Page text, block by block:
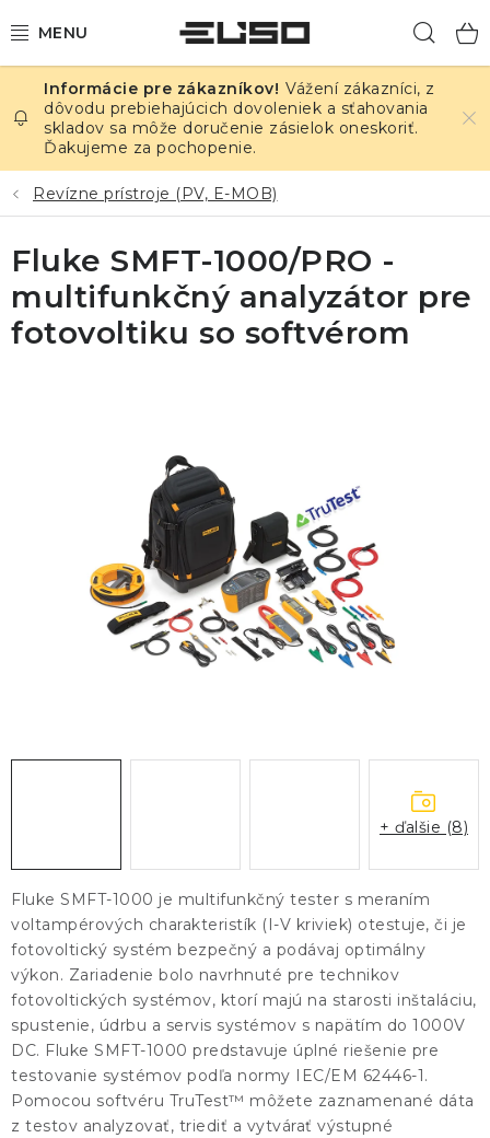
na
ELEKTRINA
TEPLOTA A VLHKOSŤ
TLAK A ÚNIKY
ZÁZNAMNÍKY
KALIBRÁCIA
Obchodné podmienky GDPR Slovník pojmov
Vážení zákazníci, z
dôvodu prebiehajúcich dovoleniek a sťahovania
skladov sa môže doručenie zásielok oneskoriť.
Ďakujeme za pochopenie.
Revízne prístroje (PV, E-MOB)
Fluke SMFT-1000 je multifunkčný tester s meraním
voltampérových charakteristík (I-V kriviek) otestuje, či je
fotovoltický systém bezpečný a podávaj optimálny
výkon. Zariadenie bolo navrhnuté pre technikov
fotovoltických systémov, ktorí majú na starosti inštaláciu,
spustenie, údrbu a servis systémov s napätím do 1000V
DC. Fluke SMFT-1000 predstavuje úplné riešenie pre
testovanie systémov podľa normy IEC/EM 62446-1.
Pomocou softvéru TruTest™ môžete zaznamenané dáta
z testov analyzovať, triediť a vytvárať výstupné
Fluke SMFT-1000/PRO -
multifunkčný analyzátor pre
fotovoltiku so softvérom
+ ďalšie (8)